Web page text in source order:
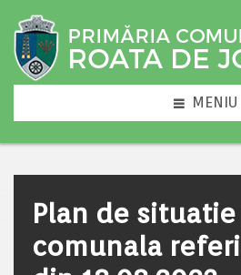
MENIU
Plan de
comunala